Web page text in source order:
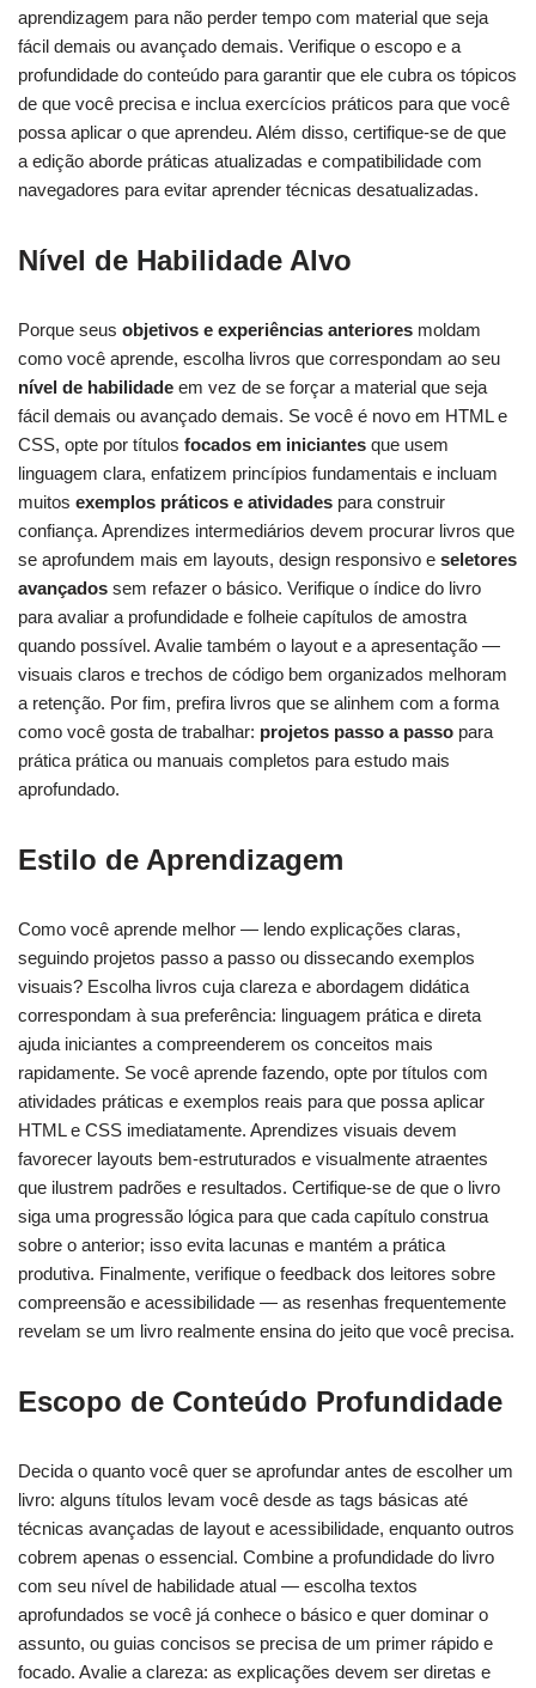
aprendizagem para não perder tempo com material que seja
fácil demais ou avançado demais. Verifique o escopo e a
profundidade do conteúdo para garantir que ele cubra os tópicos
de que você precisa e inclua exercícios práticos para que você
possa aplicar o que aprendeu. Além disso, certifique-se de que
a edição aborde práticas atualizadas e compatibilidade com
navegadores para evitar aprender técnicas desatualizadas.
Nível de Habilidade Alvo
Porque seus objetivos e experiências anteriores moldam
como você aprende, escolha livros que correspondam ao seu
nível de habilidade em vez de se forçar a material que seja
fácil demais ou avançado demais. Se você é novo em HTML e
CSS, opte por títulos focados em iniciantes que usem
linguagem clara, enfatizem princípios fundamentais e incluam
muitos exemplos práticos e atividades para construir
confiança. Aprendizes intermediários devem procurar livros que
se aprofundem mais em layouts, design responsivo e seletores
avançados sem refazer o básico. Verifique o índice do livro
para avaliar a profundidade e folheie capítulos de amostra
quando possível. Avalie também o layout e a apresentação —
visuais claros e trechos de código bem organizados melhoram
a retenção. Por fim, prefira livros que se alinhem com a forma
como você gosta de trabalhar: projetos passo a passo para
prática prática ou manuais completos para estudo mais
aprofundado.
Estilo de Aprendizagem
Como você aprende melhor — lendo explicações claras,
seguindo projetos passo a passo ou dissecando exemplos
visuais? Escolha livros cuja clareza e abordagem didática
correspondam à sua preferência: linguagem prática e direta
ajuda iniciantes a compreenderem os conceitos mais
rapidamente. Se você aprende fazendo, opte por títulos com
atividades práticas e exemplos reais para que possa aplicar
HTML e CSS imediatamente. Aprendizes visuais devem
favorecer layouts bem-estruturados e visualmente atraentes
que ilustrem padrões e resultados. Certifique-se de que o livro
siga uma progressão lógica para que cada capítulo construa
sobre o anterior; isso evita lacunas e mantém a prática
produtiva. Finalmente, verifique o feedback dos leitores sobre
compreensão e acessibilidade — as resenhas frequentemente
revelam se um livro realmente ensina do jeito que você precisa.
Escopo de Conteúdo Profundidade
Decida o quanto você quer se aprofundar antes de escolher um
livro: alguns títulos levam você desde as tags básicas até
técnicas avançadas de layout e acessibilidade, enquanto outros
cobrem apenas o essencial. Combine a profundidade do livro
com seu nível de habilidade atual — escolha textos
aprofundados se você já conhece o básico e quer dominar o
assunto, ou guias concisos se precisa de um primer rápido e
focado. Avalie a clareza: as explicações devem ser diretas e